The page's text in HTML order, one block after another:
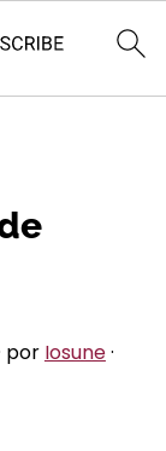
por Iosune·